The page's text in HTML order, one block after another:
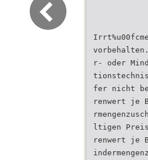
r- oder
fer nicht
renwert je
ltigen
renwert je